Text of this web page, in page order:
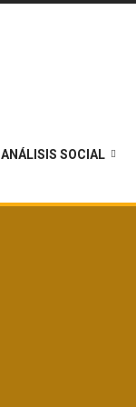
ANÁLISIS SOCIAL